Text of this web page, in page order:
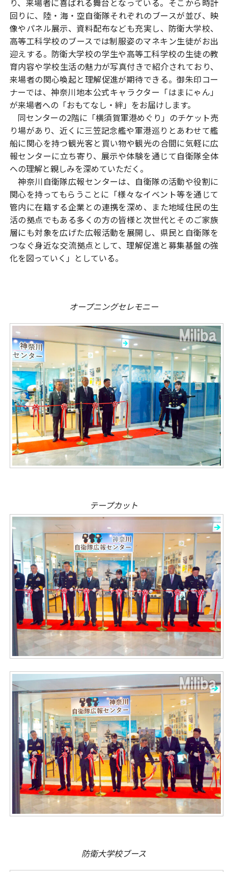
り、来場者に喜ばれる舞台となっている。そこから時計
回りに、陸・海・空自衛隊それぞれのブースが並び、映
像やパネル展示、資料配布なども充実し、防衛大学校、
高等工科学校のブースでは制服姿のマネキン生徒がお出
迎えする。防衛大学校の学生や高等工科学校の生徒の教
育内容や学校生活の魅力が写真付きで紹介されており、
来場者の関心喚起と理解促進が期待できる。御朱印コー
ナーでは、神奈川地本公式キャラクター「はまにゃん」
が来場者への「おもてなし・絆」をお届けします。
同センターの2階に「横須賀軍港めぐり」のチケット売
り場があり、近くに三笠記念艦や軍港巡りとあわせて艦
船に関心を持つ観光客と買い物や観光の合間に気軽に広
報センターに立ち寄り、展示や体験を通じて自衛隊全体
への理解と親しみを深めていただく。
神奈川自衛隊広報センターは、自衛隊の活動や役割に
関心を持ってもらうことに「様々なイベント等を通じて
管内に在籍する企業との連携を深め、また地域住民の生
活の拠点でもある多くの方の皆様と次世代とそのご家族
層にも対象を広げた広報活動を展開し、県民と自衛隊を
つなぐ身近な交流拠点として、理解促進と募集基盤の強
化を図っていく」としている。
オープニングセレモニー
テープカット
防衛大学校ブース